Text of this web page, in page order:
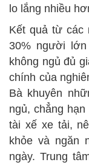
lo lắng nhiều
Kết quả từ các
30% người
không ngủ đủ
chính của
Bà khuyên
ngủ, chẳng
tài xế xe tải,
khỏe và ngăn
ngày. Trung